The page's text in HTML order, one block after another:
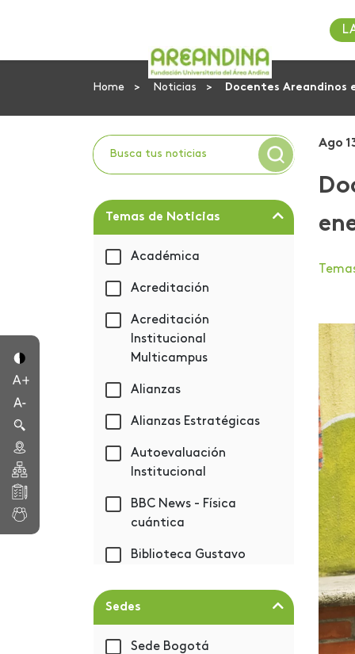
Home Noticias Docentes Areandinos
Temas de Noticias
Académica
Acreditación
Acreditación
Institucional
Multicampus
Alianzas
Alianzas Estratégicas
Autoevaluación
Institucional
BBC News - Física
cuántica
Biblioteca Gustavo
Bienestar
Sedes
Sede Bogotá
Ago